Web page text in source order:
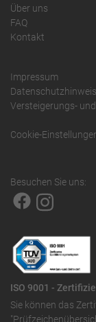
Über uns
FAQ
Kontakt
Impressum
Datenschutzhinweis
Versteigerungs-
Cookie-
Besuchen Sie uns:
ISO 9001 -
Sie können das